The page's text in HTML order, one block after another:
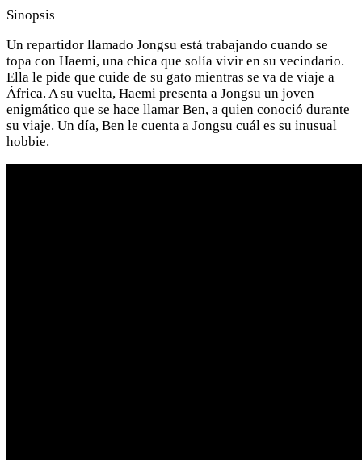
Sinopsis
Un repartidor llamado Jongsu está trabajando cuando se
topa con Haemi, una chica que solía vivir en su vecindario.
Ella le pide que cuide de su gato mientras se va de viaje a
África. A su vuelta, Haemi presenta a Jongsu un joven
enigmático que se hace llamar Ben, a quien conoció durante
su viaje. Un día, Ben le cuenta a Jongsu cuál es su inusual
hobbie.